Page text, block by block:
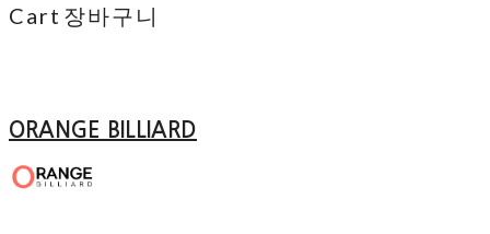
Cart 장바구니
ORANGE BILLIARD